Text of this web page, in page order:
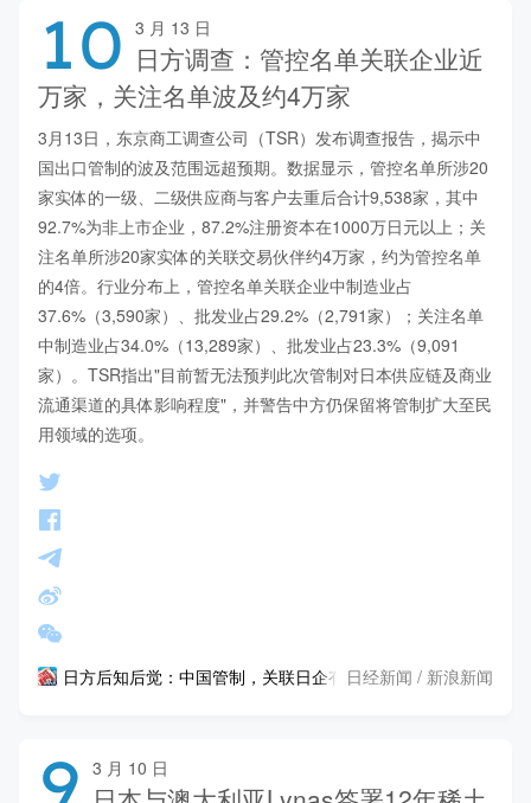
10 3 月 13 日
日方调查：管控名单关联企业近
万家，关注名单波及约4万家
3月13日，东京商工调查公司（TSR）发布调查报告，揭示中
国出口管制的波及范围远超预期。数据显示，管控名单所涉20
家实体的一级、二级供应商与客户去重后合计9,538家，其中
92.7%为非上市企业，87.2%注册资本在1000万日元以上；关
注名单所涉20家实体的关联交易伙伴约4万家，约为管控名单
的4倍。行业分布上，管控名单关联企业中制造业占
37.6%（3,590家）、批发业占29.2%（2,791家）；关注名单
中制造业占34.0%（13,289家）、批发业占23.3%（9,091
家）。TSR指出"目前暂无法预判此次管制对日本供应链及商业
流通渠道的具体影响程度"，并警告中方仍保留将管制扩大至民
用领域的选项。
日方后知后觉：中国管制，关联日企有近万家日经新闻 / 新浪新闻
9 3 月 10 日